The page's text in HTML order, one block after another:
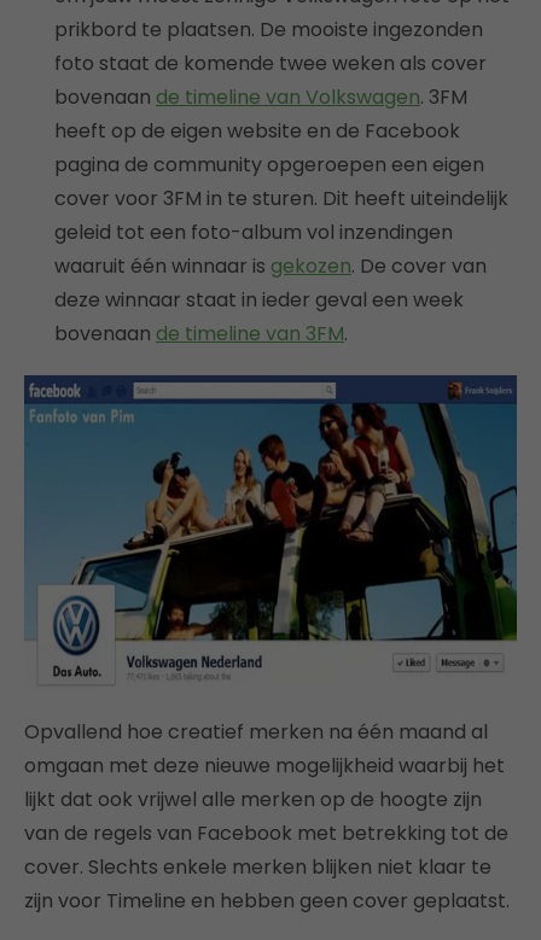
prikbord te plaatsen. De mooiste ingezonden
foto staat de komende twee weken als cover
bovenaan de timeline van Volkswagen. 3FM
heeft op de eigen website en de Facebook
pagina de community opgeroepen een eigen
cover voor 3FM in te sturen. Dit heeft uiteindelijk
geleid tot een foto-album vol inzendingen
waaruit één winnaar is gekozen. De cover van
deze winnaar staat in ieder geval een week
bovenaan de timeline van 3FM.
Opvallend hoe creatief merken na één maand al
omgaan met deze nieuwe mogelijkheid waarbij het
lijkt dat ook vrijwel alle merken op de hoogte zijn
van de regels van Facebook met betrekking tot de
cover. Slechts enkele merken blijken niet klaar te
zijn voor Timeline en hebben geen cover geplaatst.